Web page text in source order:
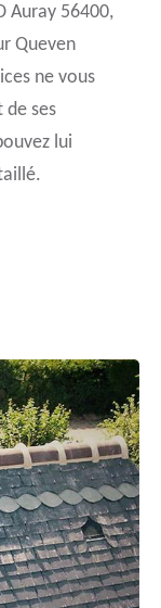
Auray 56400,
Queven
ne vous
de ses
lui